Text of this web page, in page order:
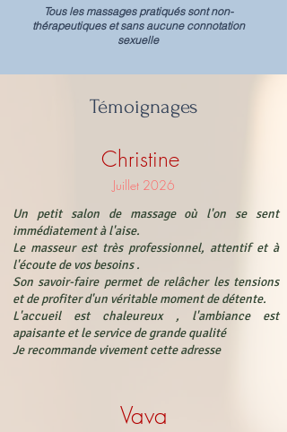
Tous les massages pratiqués sont non-
thérapeutiques et sans aucune connotation
sexuelle
Témoignages
Christine
Juillet 2026
Un petit salon de massage où l'on se sent
immédiatement à l'aise.
Le masseur est très professionnel, attentif et à
l'écoute de vos besoins .
Son savoir-faire permet de relâcher les tensions
et de profiter d'un véritable moment de détente.
L'accueil est chaleureux , l'ambiance est
apaisante et le service de grande qualité
Je recommande vivement cette adresse
Vava